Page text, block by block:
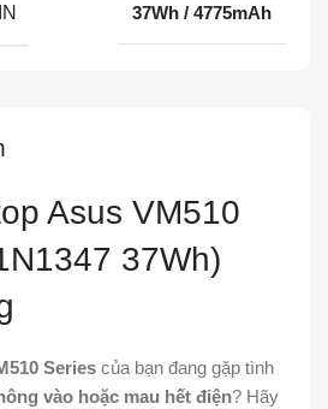
Asus VM510
37Wh)
Series của bạn đang gặp tình
vào hoặc mau hết điện? Hãy
37Wh / 4775mAh